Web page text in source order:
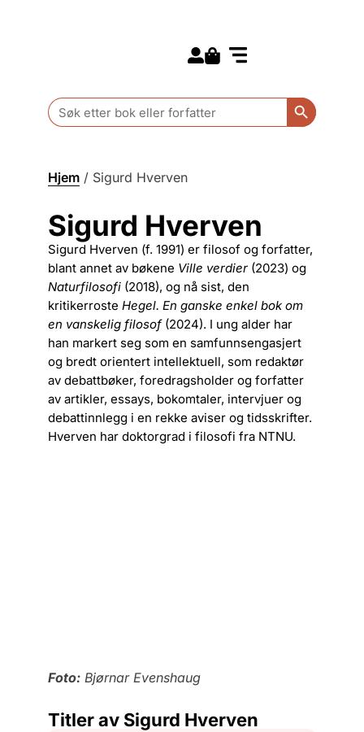
Search
for:
Search
Hjem / Sigurd Hverven
Sigurd Hverven
Sigurd Hverven (f. 1991) er filosof og forfatter,
blant annet av bøkene Ville verdier (2023) og
Naturfilosofi (2018), og nå sist, den
kritikerroste Hegel. En ganske enkel bok om
en vanskelig filosof(2024). I ung alder har
han markert seg som en samfunnsengasjert
og bredt orientert intellektuell, som redaktør
av debattbøker, foredragsholder og forfatter
av artikler, essays, bokomtaler, intervjuer og
debattinnlegg i en rekke aviser og tidsskrifter.
Hverven har doktorgrad i filosofi fra NTNU.
Foto: Bjørnar Evenshaug
Titler av Sigurd Hverven